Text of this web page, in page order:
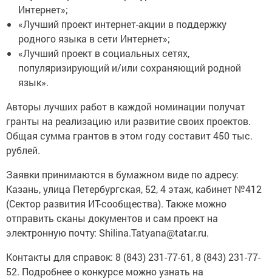
Интернет»;
«Лучший проект интернет-акции в поддержку
родного языка в сети Интернет»;
«Лучший проект в социальных сетях,
популяризирующий и/или сохраняющий родной
язык».
Авторы лучших работ в каждой номинации получат
гранты на реализацию или развитие своих проектов.
Общая сумма грантов в этом году составит 450 тыс.
рублей.
Заявки принимаются в бумажном виде по адресу:
Казань, улица Петербургская, 52, 4 этаж, кабинет №412
(Сектор развития ИТ-сообщества). Также можно
отправить сканы документов и сам проект на
электронную почту: Shilina.Tatyana@tatar.ru.
Контакты для справок: 8 (843) 231-77-61, 8 (843) 231-77-
52. Подробнее о конкурсе можно узнать на